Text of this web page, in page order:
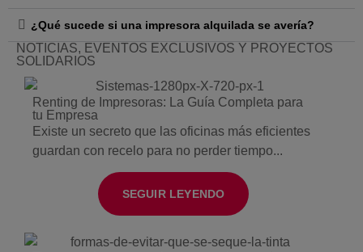
¿Qué sucede si una impresora alquilada se avería?
NOTICIAS, EVENTOS EXCLUSIVOS Y PROYECTOS
SOLIDARIOS
Renting de Impresoras: La Guía Completa para
tu Empresa
Existe un secreto que las oficinas más eficientes
guardan con recelo para no perder tiempo...
SEGUIR LEYENDO